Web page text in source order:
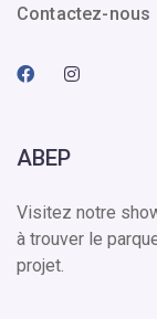
Contactez-nous
ABEP
Visitez notre
à trouver le
projet.